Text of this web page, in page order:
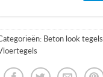
Beton look tegels